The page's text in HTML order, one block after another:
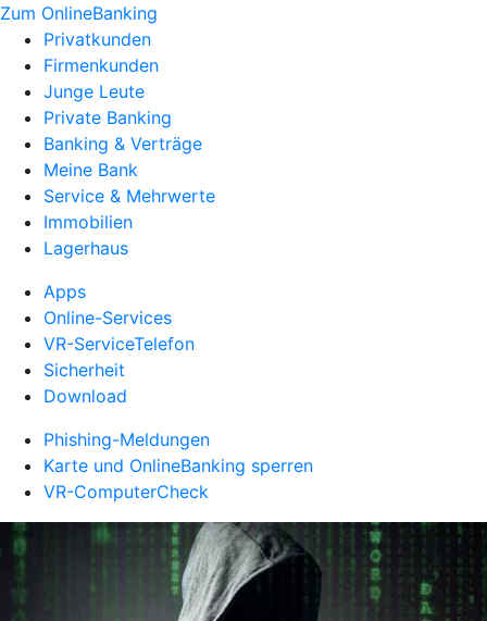
Zum OnlineBanking
Privatkunden
Firmenkunden
Junge Leute
Private Banking
Banking & Verträge
Meine Bank
Service & Mehrwerte
Immobilien
Lagerhaus
Apps
Online-Services
VR-ServiceTelefon
Sicherheit
Download
Phishing-Meldungen
Karte und OnlineBanking sperren
VR-ComputerCheck